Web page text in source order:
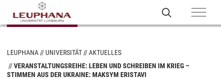
LEUPHANA UNIVERSITÄT
AKTUELLES
VERANSTALTUNGSREIHE: LEBEN UND SCHREIBEN IM KRIEG –
STIMMEN AUS DER UKRAINE: MAKSYM ERISTAVI